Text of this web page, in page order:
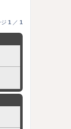
1 ／ 1